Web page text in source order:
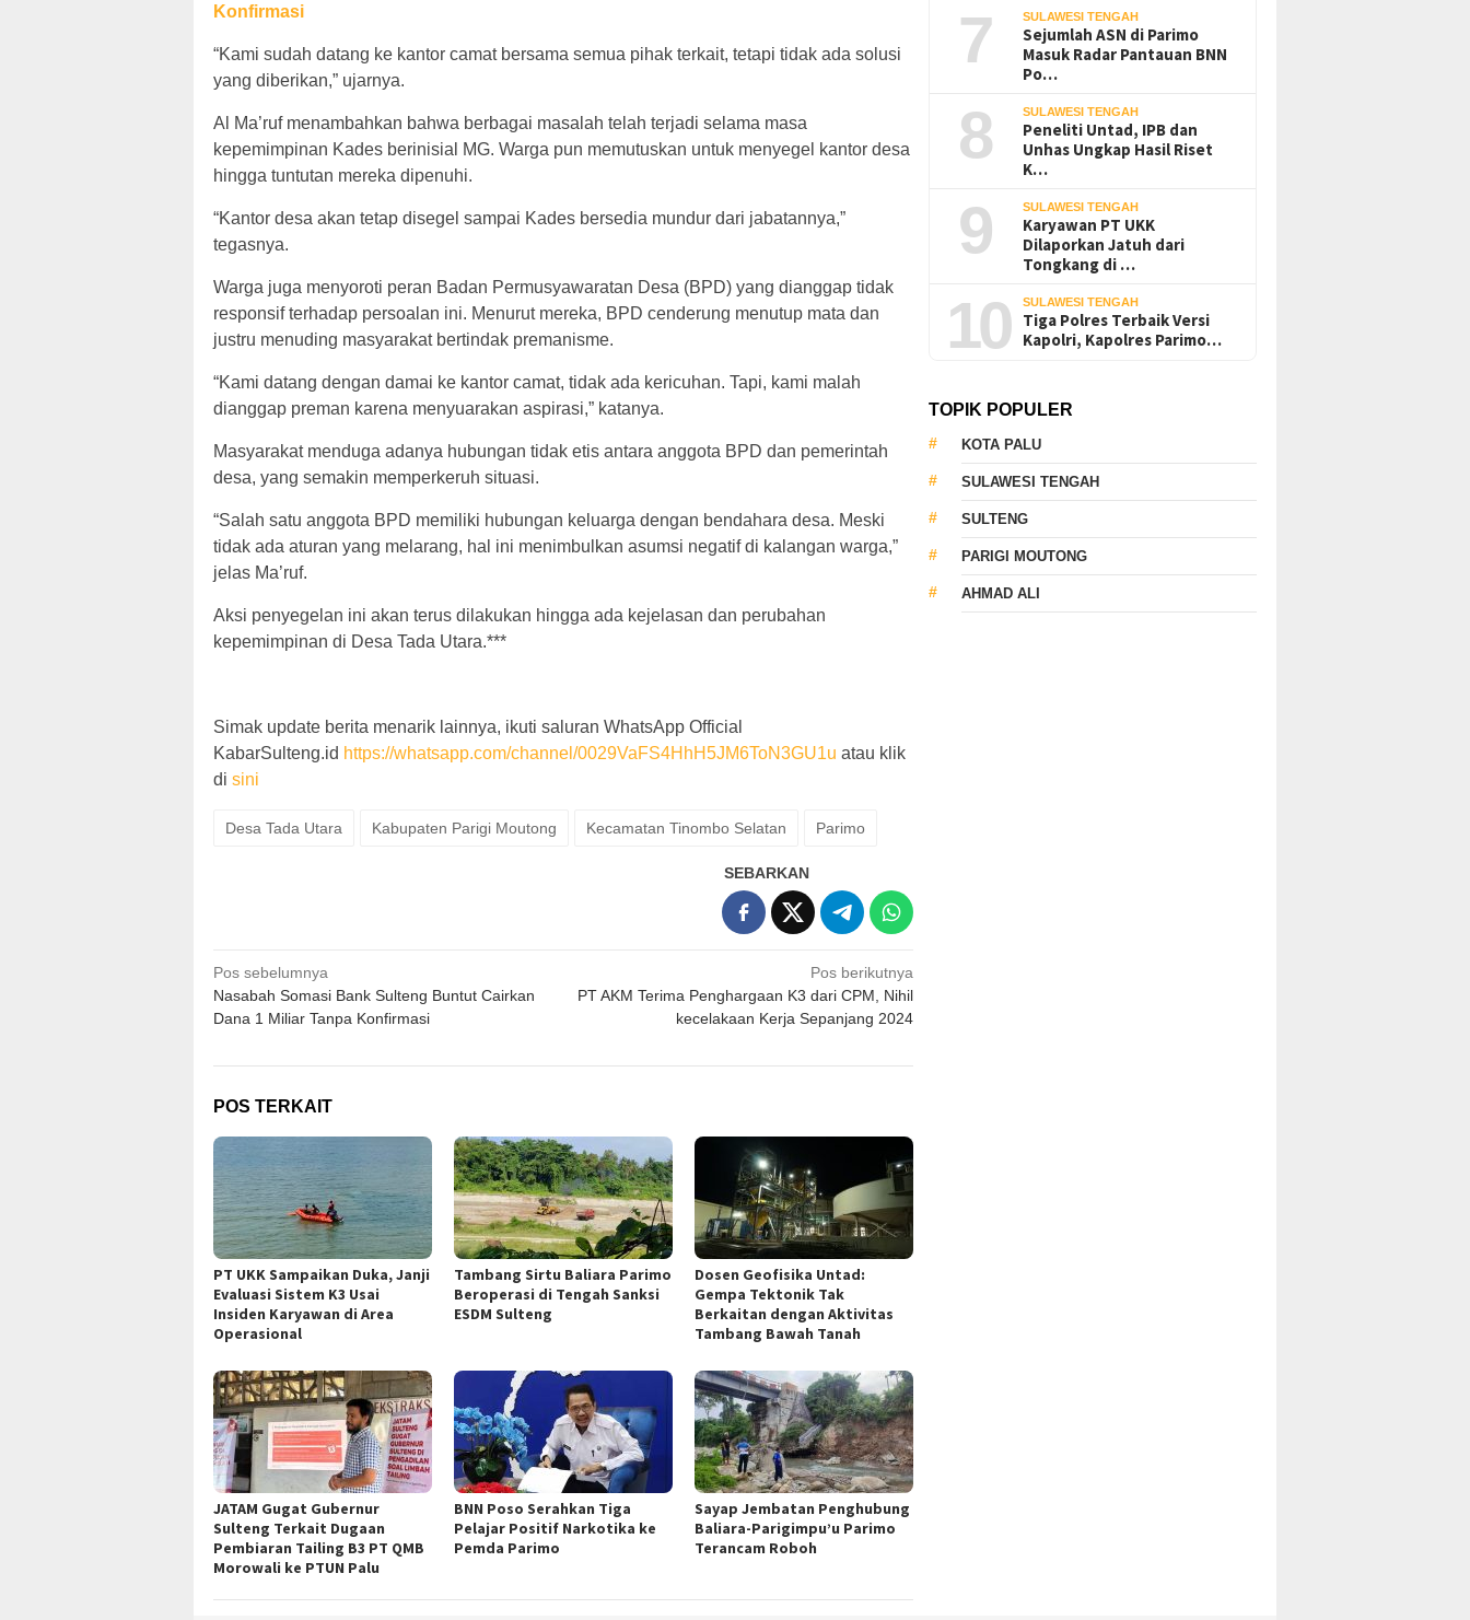
Konfirmasi
“Kami sudah datang ke kantor camat bersama semua pihak terkait, tetapi tidak ada solusi
yang diberikan,” ujarnya.
Al Ma’ruf menambahkan bahwa berbagai masalah telah terjadi selama masa
kepemimpinan Kades berinisial MG. Warga pun memutuskan untuk menyegel kantor desa
hingga tuntutan mereka dipenuhi.
“Kantor desa akan tetap disegel sampai Kades bersedia mundur dari jabatannya,”
tegasnya.
Warga juga menyoroti peran Badan Permusyawaratan Desa (BPD) yang dianggap tidak
responsif terhadap persoalan ini. Menurut mereka, BPD cenderung menutup mata dan
justru menuding masyarakat bertindak premanisme.
“Kami datang dengan damai ke kantor camat, tidak ada kericuhan. Tapi, kami malah
dianggap preman karena menyuarakan aspirasi,” katanya.
Masyarakat menduga adanya hubungan tidak etis antara anggota BPD dan pemerintah
desa, yang semakin memperkeruh situasi.
“Salah satu anggota BPD memiliki hubungan keluarga dengan bendahara desa. Meski
tidak ada aturan yang melarang, hal ini menimbulkan asumsi negatif di kalangan warga,”
jelas Ma’ruf.
Aksi penyegelan ini akan terus dilakukan hingga ada kejelasan dan perubahan
kepemimpinan di Desa Tada Utara.***
Simak update berita menarik lainnya, ikuti saluran WhatsApp Official
KabarSulteng.id https://whatsapp.com/channel/0029VaFS4HhH5JM6ToN3GU1u atau klik
di sini
Desa Tada Utara Kabupaten Parigi Moutong Kecamatan Tinombo Selatan Parimo
SEBARKAN
Navigasi
pos
Pos sebelumnya
Nasabah Somasi Bank Sulteng Buntut Cairkan
Dana 1 Miliar Tanpa Konfirmasi
Pos berikutnya
PT AKM Terima Penghargaan K3 dari CPM, Nihil
kecelakaan Kerja Sepanjang 2024
POS TERKAIT
PT UKK Sampaikan Duka, Janji
Evaluasi Sistem K3 Usai
Insiden Karyawan di Area
Operasional
Tambang Sirtu Baliara Parimo
Beroperasi di Tengah Sanksi
ESDM Sulteng
Dosen Geofisika Untad:
Gempa Tektonik Tak
Berkaitan dengan Aktivitas
Tambang Bawah Tanah
JATAM Gugat Gubernur
Sulteng Terkait Dugaan
Pembiaran Tailing B3 PT QMB
Morowali ke PTUN Palu
BNN Poso Serahkan Tiga
Pelajar Positif Narkotika ke
Pemda Parimo
Sayap Jembatan Penghubung
Baliara-Parigimpu’u Parimo
Terancam Roboh
7 SULAWESI TENGAH
Sejumlah ASN di Parimo
Masuk Radar Pantauan BNN
Po…
8 SULAWESI TENGAH
Peneliti Untad, IPB dan
Unhas Ungkap Hasil Riset
K…
9 SULAWESI TENGAH
Karyawan PT UKK
Dilaporkan Jatuh dari
Tongkang di …
10 SULAWESI TENGAH
Tiga Polres Terbaik Versi
Kapolri, Kapolres Parimo…
TOPIK POPULER
KOTA PALU
SULAWESI TENGAH
SULTENG
PARIGI MOUTONG
AHMAD ALI